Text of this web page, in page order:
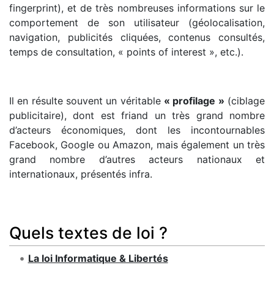
fingerprint), et de très nombreuses informations sur le
comportement de son utilisateur (géolocalisation,
navigation, publicités cliquées, contenus consultés,
temps de consultation, « points of interest », etc.).
Il en résulte souvent un véritable « profilage » (ciblage
publicitaire), dont est friand un très grand nombre
d’acteurs économiques, dont les incontournables
Facebook, Google ou Amazon, mais également un très
grand nombre d’autres acteurs nationaux et
internationaux, présentés infra.
Quels textes de loi ?
La loi Informatique & Libertés